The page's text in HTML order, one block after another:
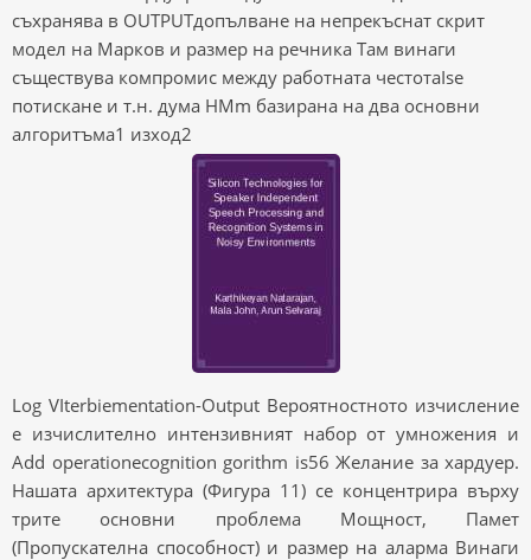
съхранява в OUTPUTдопълване на непрекъснат скрит
модел на Марков и размер на речника Там винаги
съществува компромис между работната честотаIse
потискане и т.н. дума HMm базирана на два основни
алгоритъма1 изход2
Log VIterbiementation-Output Вероятностното изчисление
е изчислително интензивният набор от умножения и
Add operationecognition gorithm is56 Желание за хардуер.
Нашата архитектура (Фигура 11) се концентрира върху
трите основни проблема Мощност, Памет
(Пропускателна способност) и размер на аларма Винаги